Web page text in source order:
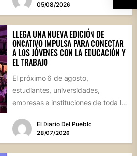
05/08/2026
LLEGA UNA NUEVA EDICIÓN DE
ONCATIVO IMPULSA PARA CONECTAR
A LOS JÓVENES CON LA EDUCACIÓN Y
EL TRABAJO
El próximo 6 de agosto,
estudiantes, universidades,
empresas e instituciones de toda la
que...
El Diario Del Pueblo
28/07/2026